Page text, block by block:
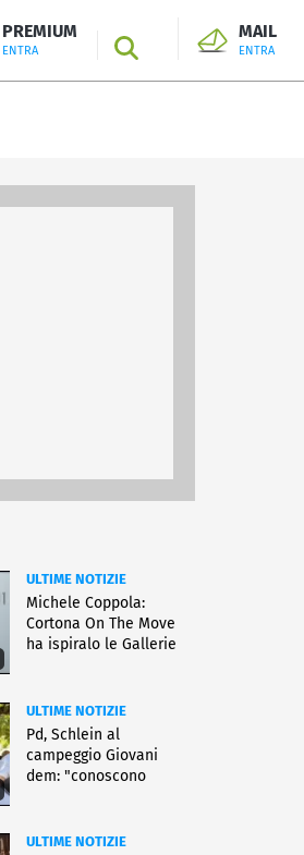
PREMIUM
ENTRA SEARCH
MAIL
ENTRA
ULTIME NOTIZIE
Michele Coppola:
Cortona On The Move
ha ispiralo le Gallerie
ULTIME NOTIZIE
Pd, Schlein al
campeggio Giovani
dem: "conoscono
ULTIME NOTIZIE